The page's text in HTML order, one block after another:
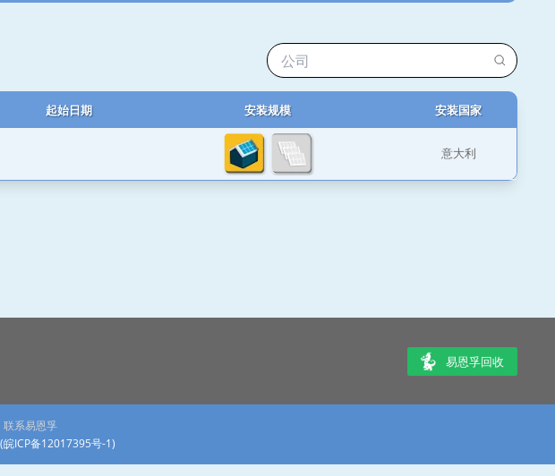
起始日期 安装规模 安装国家
意大利
易恩孚回收
联系易恩孚
皖ICP备12017395号-1)